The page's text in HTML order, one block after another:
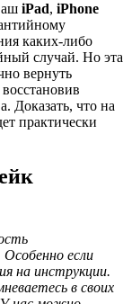
iPad, iPhone
каких-либо
случай. Но эта
вернуть
Доказать, что на
практически
если
на инструкции.
в своих